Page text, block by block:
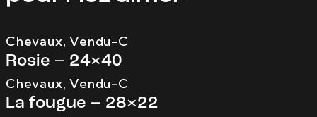
Chevaux,Vendu-C
Rosie – 24×40
Chevaux,Vendu-C
La fougue – 28×22